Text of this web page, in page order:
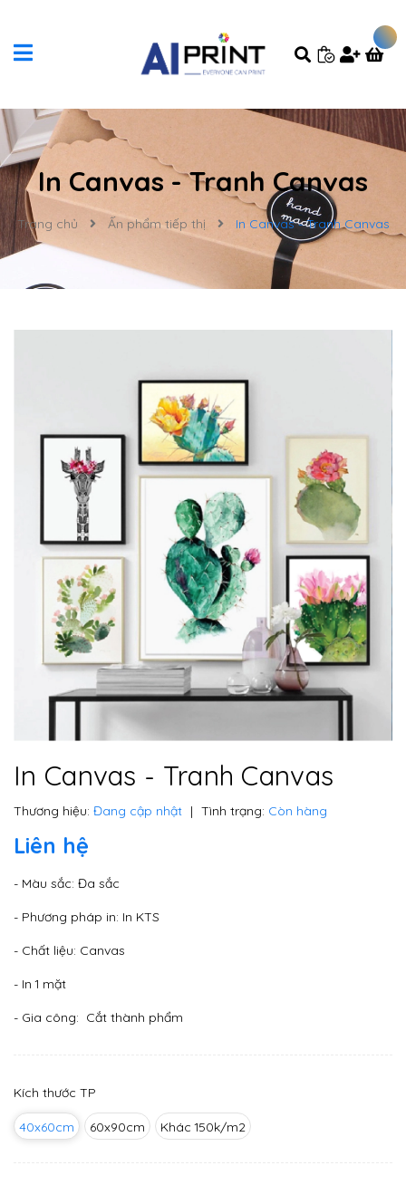
In Canvas - Tranh Canvas
Trang chủ Ấn phẩm tiếp thị In Canvas - Tranh Canvas
In Canvas - Tranh Canvas
Thương hiệu: Đang cập nhật | Tình trạng: Còn hàng
Liên hệ
- Màu sắc: Đa sắc
- Phương pháp in: In KTS
- Chất liệu: Canvas
- In 1 mặt
- Gia công: Cắt thành phẩm
Kích thước TP
40x60cm 60x90cm Khác 150k/m2